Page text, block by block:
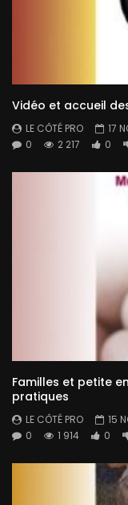
Vidéo et accueil
LE CÔTÉ PRO
17
0
2 217 0
Familles et petite
pratiques
LE CÔTÉ PRO
15
0
1 914 0